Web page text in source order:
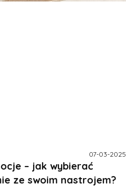
07-03-2025
– jak wybierać
ze swoim nastrojem?